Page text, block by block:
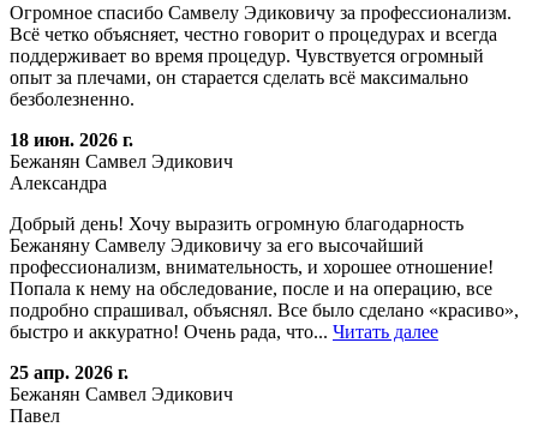
Огромное спасибо Самвелу Эдиковичу за профессионализм.
Всё четко объясняет, честно говорит о процедурах и всегда
поддерживает во время процедур. Чувствуется огромный
опыт за плечами, он старается сделать всё максимально
безболезненно.
18 июн. 2026 г.
Бежанян Самвел Эдикович
Александра
Добрый день! Хочу выразить огромную благодарность
Бежаняну Самвелу Эдиковичу за его высочайший
профессионализм, внимательность, и хорошее отношение!
Попала к нему на обследование, после и на операцию, все
подробно спрашивал, объяснял. Все было сделано «красиво»,
быстро и аккуратно! Очень рада, что... Читать далее
25 апр. 2026 г.
Бежанян Самвел Эдикович
Павел